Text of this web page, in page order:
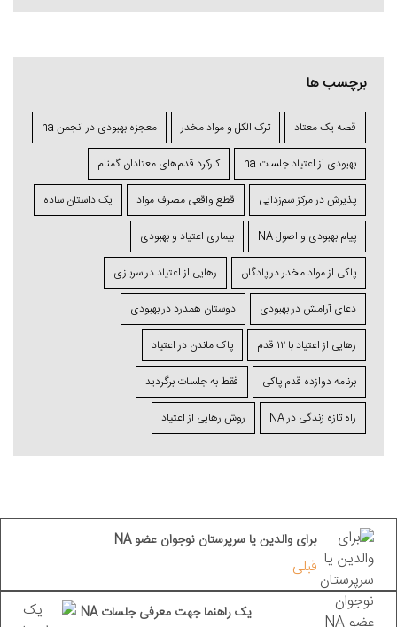
برچسب ها
قصه یک معتاد ترک الکل و مواد مخدر معجزه بهبودی در انجمن na
بهبودی از اعتیاد جلسات na کارکرد قدم‌های معتادان گمنام
پذیرش در مرکز سم‌زدایی قطع واقعی مصرف مواد یک داستان ساده
پیام بهبودی و اصول NA بیماری اعتیاد و بهبودی
پاکی از مواد مخدر در پادگان رهایی از اعتیاد در سربازی
دعای آرامش در بهبودی دوستان همدرد در بهبودی
رهایی از اعتیاد با ۱۲ قدم پاک ماندن در اعتیاد
برنامه دوازده قدم پاکی فقط به جلسات برگردید
راه تازه زندگی در NA روش رهایی از اعتیاد
برای والدین یا سرپرستان نوجوان عضو NA
قبلی
یک راهنما جهت معرفی جلسات NA